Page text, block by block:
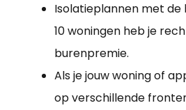
Isolatieplannen met de
10 woningen heb je
burenpremie.
Als je jouw woning of
op verschillende